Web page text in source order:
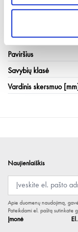
Sriegio tipas x vardinis
Medžiaga
Paviršius
Savybių klasė
Vardinis skersmuo [mm]
Įmonė
Naujienlaiškis
Apie duomenų naudojimą,
Pateikdami el. paštą sutinkate